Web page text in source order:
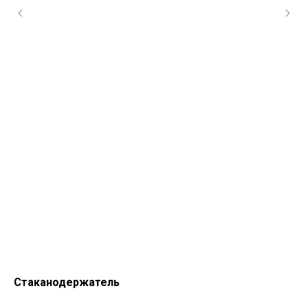
Стаканодержатель